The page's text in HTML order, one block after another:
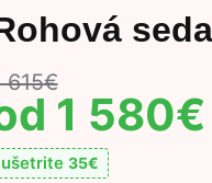
615€
1 580€
ušetrite 35€